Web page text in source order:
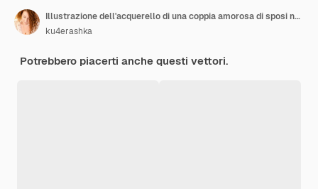
Illustrazione dell'acquerello di una coppia amorosa di sposi novelli sposi
ku4erashka
Potrebbero piacerti anche questi vettori.